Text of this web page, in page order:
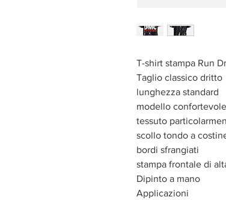
T-shirt stampa Run
Taglio classico dritto
lunghezza standard
modello confortevole
tessuto
scollo tondo a
bordi sfrangiati
stampa frontale di
Dipinto a mano
Applicazioni